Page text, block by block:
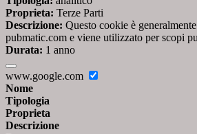
Proprieta: Terze Parti
Descrizione: Questo cookie è
pubmatic.com e viene utilizzato per scopi
Durata: 1 anno
www.google.com
Nome
Tipologia
Proprieta
Descrizione